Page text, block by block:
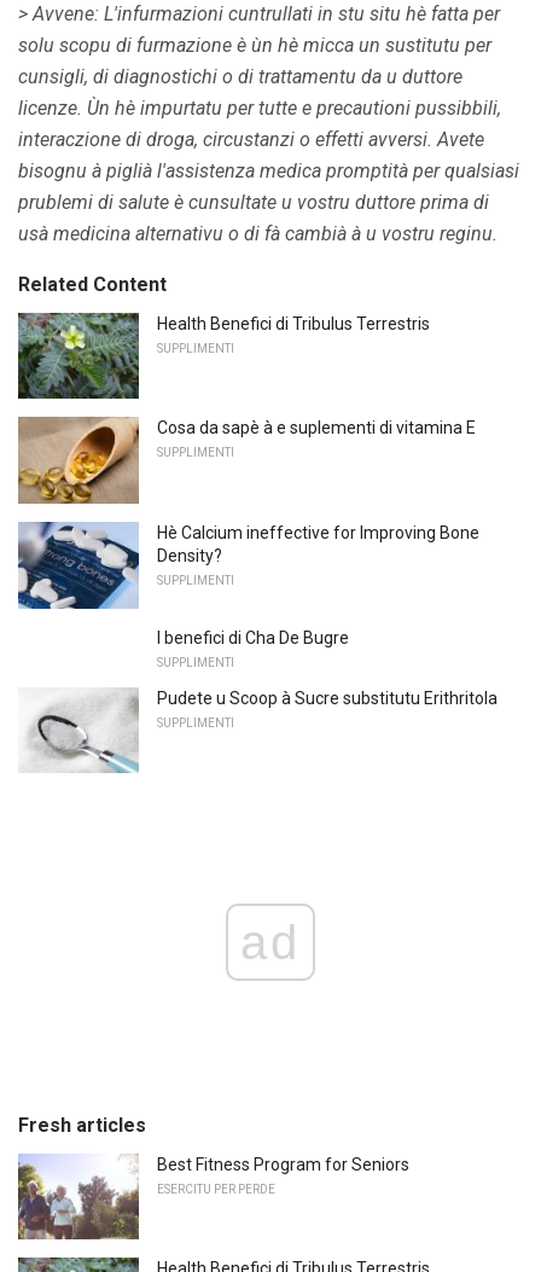
> Avvene: L'infurmazioni cuntrullati in stu situ hè fatta per
solu scopu di furmazione è ùn hè micca un sustitutu per
cunsigli, di diagnostichi o di trattamentu da u duttore
licenze. Ùn hè impurtatu per tutte e precautioni pussibbili,
interaczione di droga, circustanzi o effetti avversi. Avete
bisognu à piglià l'assistenza medica promptità per qualsiasi
prublemi di salute è cunsultate u vostru duttore prima di
usà medicina alternativu o di fà cambià à u vostru reginu.
Related Content
Health Benefici di Tribulus Terrestris
SUPPLIMENTI
Cosa da sapè à e suplementi di vitamina E
SUPPLIMENTI
Hè Calcium ineffective for Improving Bone
Density?
SUPPLIMENTI
I benefici di Cha De Bugre
SUPPLIMENTI
Pudete u Scoop à Sucre substitutu Erithritola
SUPPLIMENTI
ad
Fresh articles
Best Fitness Program for Seniors
ESERCITU PER PERDE